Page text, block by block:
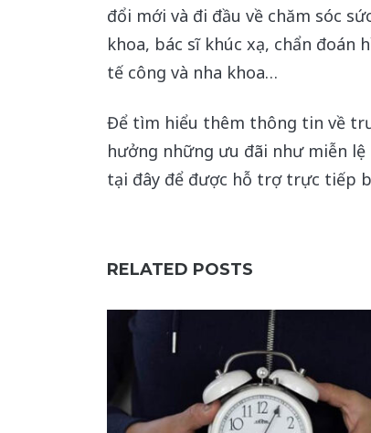
đổi mới và đi đầu về chăm sóc
khoa, bác sĩ khúc xạ, chẩn
tế công và nha khoa…
Để tìm hiểu thêm thông tin về
hưởng những ưu đãi như miễn
tại đây để được hỗ trợ trực tiếp
RELATED POSTS